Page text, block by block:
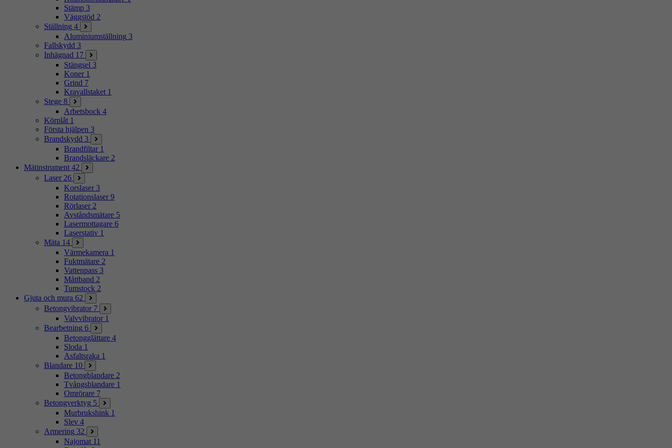
Stämp 3
Väggstöd 2
Ställning 4
Aluminiumställning 3
Fallskydd 3
Inhägnad 17
Stängsel 3
Koner 1
Grind 7
Kravallstaket 1
Stege 8
Arbetsbock 4
Körplåt 1
Första hjälpen 3
Brandskydd 3
Brandfiltar 1
Brandsläckare 2
Mätinstrument 42
Laser 26
Korslaser 3
Rotationslaser 9
Rörlaser 2
Avståndsmätare 5
Lasermottagare 6
Laserstativ 1
Mäta 14
Värmekamera 1
Fuktmätare 2
Vattenpass 3
Måttband 2
Tumstock 2
Gjuta och mura 62
Betongvibrator 7
Valvvibrator 1
Bearbetning 6
Betongglättare 4
Sloda 1
Asfaltsraka 1
Blandare 10
Betongblandare 2
Tvångsblandare 1
Omrörare 7
Betongverktyg 5
Murbrukshink 1
Slev 4
Armering 32
Najomat 11